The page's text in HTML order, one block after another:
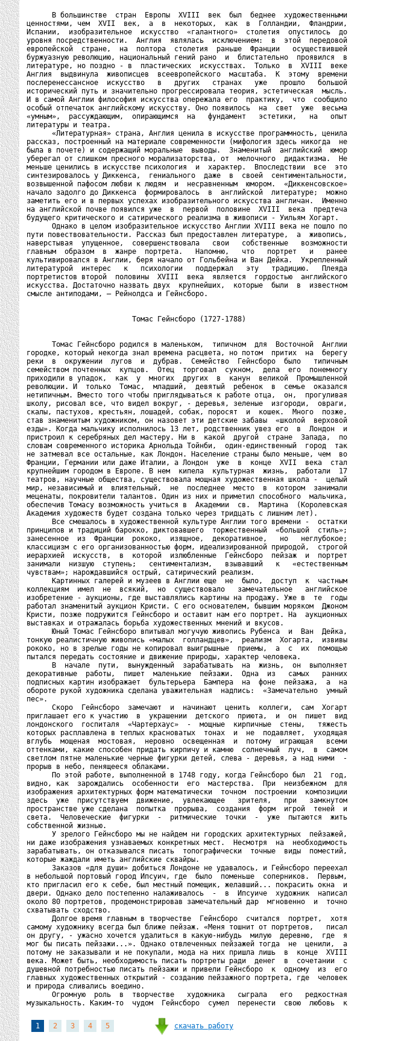
      В большинстве  стран  Европы  XVIII  век  был  беднее  художественными
ценностями, чем  XVII  век,  а  в  некоторых,  как  в  Голландии,  Фландрии,
Испании,  изобразительное  искусство  «галантного»  столетия  опустилось  до
уровня посредственности.  Англия  являлась  исключением:  в  этой  передовой
европейской  стране,  на  полтора  столетия  раньше  Франции   осуществившей
буржуазную революцию, национальный гений рано  и  блистательно  проявился  в
литературе, но поздно - в  пластических  искусствах.  Только  в  XVIII  веке
Англия  выдвинула  живописцев  всеевропейского  масштаба.  К  этому  времени
послеренессансное  искусство   в   других   странах   уже   прошло   большой
исторический путь и значительно прогрессировала теория, эстетическая  мысль.
И в самой Англии философия искусства опережала его  практику,  что  сообщило
особый отпечаток английскому искусству. Оно появилось  на  свет  уже  весьма
«умным»,  рассуждающим,  опирающимся  на   фундамент   эстетики,   на   опыт
литературы и театра.
      «Литературная» страна, Англия ценила в искусстве программность, ценила
рассказ, построенный на материале современности (мифология здесь никогда  не
была в почете) и содержащий моральные  выводы.  Знаменитый  английский  юмор
уберегал от слишком пресного морализаторства, от  мелочного  дидактизма.  Не
меньше ценились в искусстве психология  и  характер.  Впоследствии  все  это
синтезировалось у Диккенса,  гениального  даже  в  своей  сентиментальности,
возвышенной пафосом любви к людям  и  несравненным  юмором.  «Диккенсовское»
начало задолго до Диккенса  формировалось  в  английской  литературе;  можно
заметить его и в первых успехах изобразительного искусства англичан.  Именно
на английской почве появился уже  в  первой  половине  XVIII  века  предтеча
будущего критического и сатирического реализма в живописи - Уильям Хогарт.
      Однако в целом изобразительное искусство Англии XVIII века не пошло по
пути повествовательности. Рассказ был предоставлен литературе,  а  живопись,
наверстывая  упущенное,  совершенствовала   свои   собственные   возможности
главным  образом  в  жанре  портрета.   Напомню,   что   портрет   и   ранее
культивировался в Англии, беря начало от Гольбейна и Ван Дейка.  Укрепленный
литературой  интерес   к   психологии   поддержал   эту   традицию.   Плеяда
портретистов второй  половины  XVIII  века  является  гордостью  английского
искусства. Достаточно назвать двух  крупнейших,  которые  были  в  известном
смысле антиподами, — Рейнолдса и Гейнсборо.
                         Томас Гейнсборо (1727-1788)
      Томас Гейнсборо родился в маленьком,  типичном  для  Восточной  Англии
городке, который некогда знал времена расцвета, но потом  притих  на  берегу
реки  в  окружении  лугов  и  дубрав.  Семейство  Гейнсборо  было   типичным
семейством почтенных  купцов.  Отец  торговал  сукном,  дела  его  понемногу
приходили в упадок,  как  у  многих  других  в  канун  великой  Промышленной
революции. И  только  Томас,  младший,  девятый  ребенок  в  семье  оказался
нетипичным. Вместо того чтобы приглядываться к работе отца,  он,  прогуливая
школу, рисовал все, что видел вокруг, - деревья, зеленые  изгороди,  овраги,
скалы, пастухов, крестьян, лошадей, собак, поросят  и  кошек.  Много  позже,
став знаменитым художником, он назовет эти детские забавы  «школой  верховой
езды». Когда мальчику исполнилось 13 лет, родственник увез его  в  Лондон  и
пристроил к серебряных дел мастеру. Ни в  какой  другой  стране  Запада,  по
словам современного историка Арнольда Тойнби,  один-единственный  город  так
не затмевал все остальные, как Лондон. Население страны было меньше, чем  во
Франции, Германии или даже Италии, а Лондон  уже  в  конце  XVII  века  стал
крупнейшим городом в Европе. В нем  кипела  культурная  жизнь,  работали  17
театров, научные общества, существовала мощная художественная школа -  целый
мир, независимый и  влиятельный,  не  последнее  место  в  котором  занимали
меценаты, покровители талантов. Один из них и приметил способного  мальчика,
обеспечив Томасу возможность учиться в  Академии  св.  Мартина  (Королевская
Академия художеств будет создана только через тридцать с лишним лет).
      Все смешалось в художественной культуре Англии того времени -  остатки
принципов и традиций барокко, диктовавшего  торжественный  «большой  стиль»;
занесенное  из  Франции  рококо,  изящное,  декоративное,   но   неглубокое;
классицизм с его организованностью форм, идеализированной природой,  строгой
иерархией  искусств,  в  которой  излюбленные  Гейнсборо  пейзаж  и  портрет
занимали  низшую  ступень;   сентиментализм,   взывавший   к   «естественным
чувствам»; нарождавшийся острый, сатирический реализм.
      Картинных галерей и музеев в Англии еще  не  было,  доступ  к  частным
коллекциям  имел  не  всякий,  но  существовало   замечательное   английское
изобретение - аукционы, где выставлялись картины на продажу. Уже в  те  годы
работал знаменитый аукцион Кристи. С его основателем, бывшим моряком  Джоном
Кристи, позже подружится Гейнсборо и оставит нам его портрет. На  аукционных
выставках и отражалась борьба художественных мнений и вкусов.
      Юный Томас Гейнсборо впитывал могучую живопись Рубенса  и  Ван  Дейка,
тонкую реалистичную живопись «малых  голландцев»,  реализм  Хогарта,  извивы
рококо, но в зрелые годы не копировал выигрышные  приемы,  а  с  их  помощью
пытался передать состояние и движение природы, характер человека.
      В  начале  пути,  вынужденный  зарабатывать  на  жизнь,  он  выполняет
декоративные  работы,  пишет  маленькие  пейзажи.  Одна  из   самых   ранних
подписных картин изображает  бультерьера  Бампера  на  фоне  пейзажа,  а  на
обороте рукой художника сделана уважительная  надпись:  «Замечательно  умный
пес».
      Скоро  Гейнсборо  замечают  и  начинают  ценить  коллеги,  сам  Хогарт
приглашает его к участию  в  украшении  детского  приюта,  и  он  пишет  вид
лондонского  госпиталя  «Чартерхаус»  -  мощные  кирпичные  стены,   тяжесть
которых расплавлена в теплых красноватых  тонах  и  не  подавляет,  уходящая
вглубь  мощеная  мостовая,  неровно  освещенная  и  потому  играющая   всеми
оттенками, какие способен придать кирпичу и камню  солнечный  луч,  в  самом
светлом пятне маленькие черные фигурки детей, слева - деревья, а над ними  -
прорыв в небо, пенящееся облаками.
      По этой работе, выполненной в 1748 году, когда Гейнсборо был  21  год,
видно, как  зарождались  особенности  его  мастерства.  При  неизбежном  для
изображения архитектурных форм математически  точном  построении  композиции
здесь  уже  присутствуем  движение,  увлекающее   зрителя,   при   замкнутом
пространстве уже сделана  попытка  прорыва,  создания  форм  игрой  теней  и
света.  Человеческие  фигурки  -  ритмические  точки  -  уже  пытаются  жить
собственной жизнью.
      У зрелого Гейнсборо мы не найдем ни городских архитектурных  пейзажей,
ни даже изображения узнаваемых конкретных мест.  Несмотря  на  необходимость
зарабатывать, он отказывался писать  топографически  точные  виды  поместий,
которые жаждали иметь английские сквайры.
      Заказов «для души» добиться Лондоне не удавалось, и Гейнсборо переехал
в небольшой портовый город Ипсуич, где  было  поменьше  соперников.  Первым,
кто пригласил его к себе, был местный помещик, желавший... покрасить окна  и
двери. Однако дело постепенно налаживалось  -  в  Ипсуиче  художник  написал
около 80 портретов, продемонстрировав замечательный дар  мгновенно  и  точно
схватывать сходство.
      Долгое время главным в творчестве  Гейнсборо  считался  портрет,  хотя
самому художнику всегда был ближе пейзаж. «Меня тошнит от портретов,   писал
он другу, - ужасно хочется удалиться в какую-нибудь  милую  деревню,  где  я
мог бы писать пейзажи...». Однако отвлеченных пейзажей тогда  не  ценили,  а
потому не заказывали и не покупали, мода на них пришла лишь  в  конце  XVIII
века. Может быть, необходимость писать портреты ради  денег  в  сочетании  с
душевной потребностью писать пейзажи и привели Гейнсборо  к  одному  из  его
главных художественных открытий - созданию пейзажного портрета, где  человек
и природа сливались воедино.
      Огромную  роль  в  творчестве   художника   сыграла   его   редкостная
1 2 3 4 5 скачать работу